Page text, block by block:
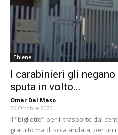
Thiene
I carabinieri gli
sputa in volto...
Omar Dal Maso -
26 Ottobre 2020
Il "biglietto" per il trasporto dal
gratuito ma di sola andata, per un